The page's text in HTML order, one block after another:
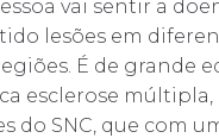
vai sentir a
lesões em
É de grande
esclerose múltipla,
do SNC, que com